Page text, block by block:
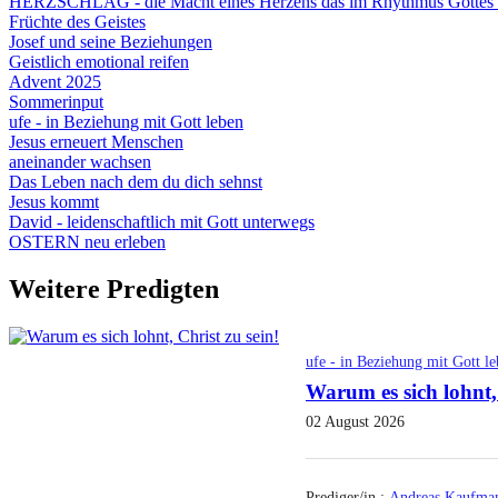
Früchte des Geistes
Josef und seine Beziehungen
Geistlich emotional reifen
Advent 2025
Sommerinput
ufe - in Beziehung mit Gott leben
Jesus erneuert Menschen
aneinander wachsen
Das Leben nach dem du dich sehnst
Jesus kommt
David - leidenschaftlich mit Gott unterwegs
OSTERN neu erleben
Weitere Predigten
ufe - in Beziehung mit Gott
Warum es sich
02 August 2026